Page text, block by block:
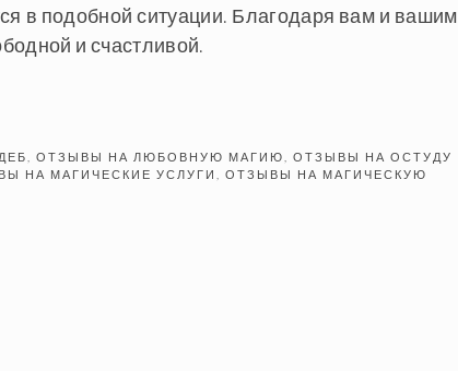
в подобной ситуации. Благодаря вам и вашим
и счастливой.
ОТЗЫВЫ НА ЛЮБОВНУЮ МАГИЮ
ОТЗЫВЫ НА ОСТУДУ
НА МАГИЧЕСКИЕ УСЛУГИ
ОТЗЫВЫ НА МАГИЧЕСКУЮ